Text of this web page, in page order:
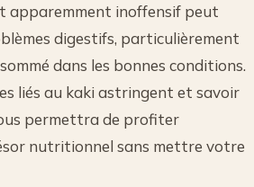
apparemment inoffensif peut
digestifs, particulièrement
dans les bonnes conditions.
liés au kaki astringent et savoir
permettra de profiter
nutritionnel sans mettre votre